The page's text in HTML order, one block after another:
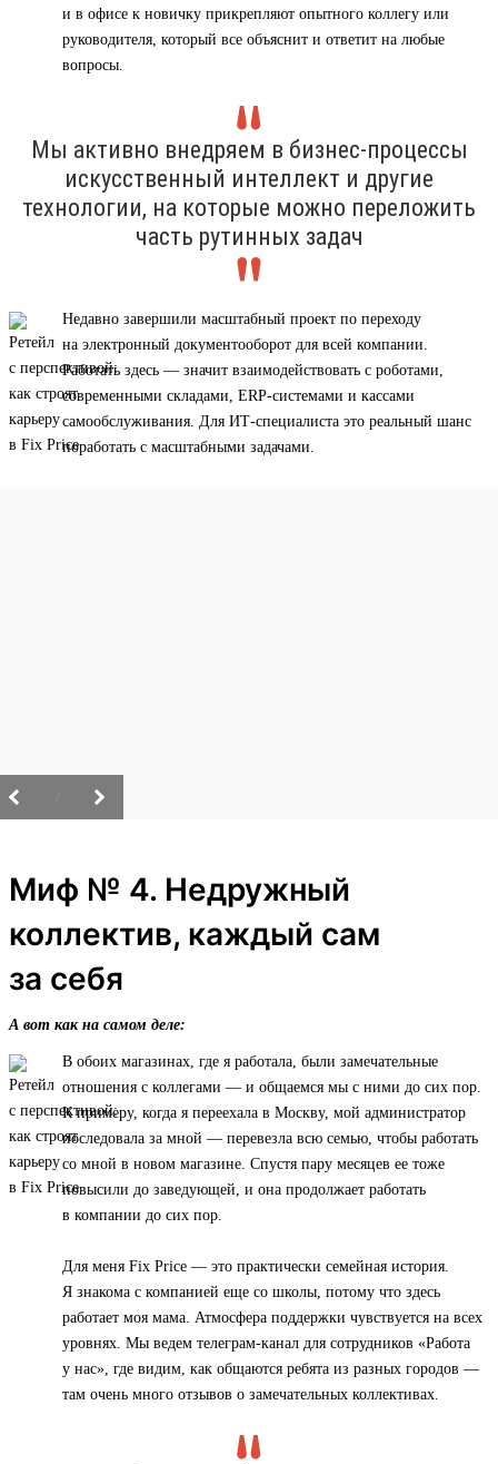
и в офисе к новичку прикрепляют опытного коллегу или
руководителя, который все объяснит и ответит на любые
вопросы.
Мы активно внедряем в бизнес-процессы
искусственный интеллект и другие
технологии, на которые можно переложить
часть рутинных задач
Недавно завершили масштабный проект по переходу
на электронный документооборот для всей компании.
Работать здесь — значит взаимодействовать с роботами,
современными складами, ERP-системами и кассами
самообслуживания. Для ИТ-специалиста это реальный шанс
поработать с масштабными задачами.
Миф № 4. Недружный
коллектив, каждый сам
за себя
А вот как на самом деле:
В обоих магазинах, где я работала, были замечательные
отношения с коллегами — и общаемся мы с ними до сих пор.
К примеру, когда я переехала в Москву, мой администратор
последовала за мной — перевезла всю семью, чтобы работать
со мной в новом магазине. Спустя пару месяцев ее тоже
повысили до заведующей, и она продолжает работать
в компании до сих пор.
Для меня Fix Price — это практически семейная история.
Я знакома с компанией еще со школы, потому что здесь
работает моя мама. Атмосфера поддержки чувствуется на всех
уровнях. Мы ведем телеграм-канал для сотрудников «Работа
у нас», где видим, как общаются ребята из разных городов —
там очень много отзывов о замечательных коллективах.